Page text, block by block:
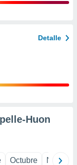
Detalle
Huon
Octubre